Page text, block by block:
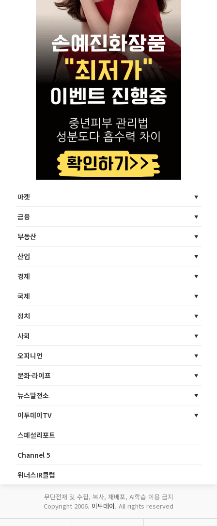
마켓
금융
부동산
산업
경제
국제
정치
사회
오피니언
문화·라이프
뉴스발전소
이투데이TV
스페셜리포트
Channel 5
위너스IR클럽
무단전재 및 수집, 복사, 재배포, AI학습 이용 금지
Copyright 2006. 이투데이. All rights reserved